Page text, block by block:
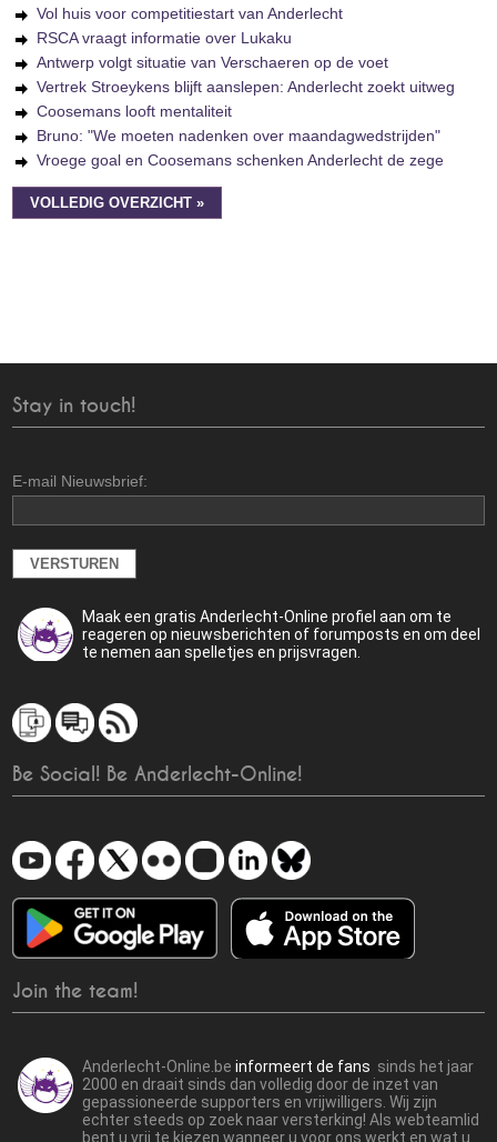
Vol huis voor competitiestart van Anderlecht
RSCA vraagt informatie over Lukaku
Antwerp volgt situatie van Verschaeren op de voet
Vertrek Stroeykens blijft aanslepen: Anderlecht zoekt uitweg
Coosemans looft mentaliteit
Bruno: "We moeten nadenken over maandagwedstrijden"
Vroege goal en Coosemans schenken Anderlecht de zege
VOLLEDIG OVERZICHT »
Stay in touch!
E-mail Nieuwsbrief:
Maak een gratis Anderlecht-Online profiel aan om te
reageren op nieuwsberichten of forumposts en om deel
te nemen aan spelletjes en prijsvragen.
Be Social! Be Anderlecht-Online!
Join the team!
Anderlecht-Online.beinformeert de fans sinds het jaar
2000 en draait sinds dan volledig door de inzet van
gepassioneerde supporters en vrijwilligers. Wij zijn
echter steeds op zoek naar versterking! Als webteamlid
bent u vrij te kiezen wanneer u voor ons werkt en wat u